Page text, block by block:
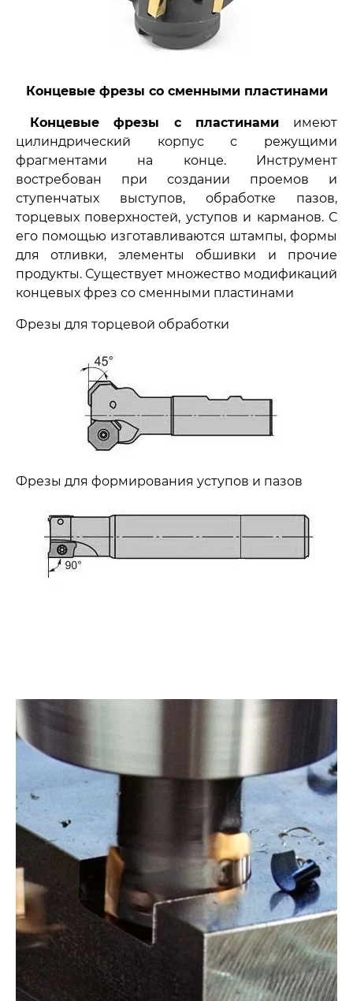
Концевые фрезы со сменными пластинами
Концевые фрезы с пластинами имеют
цилиндрический корпус с режущими
фрагментами на конце. Инструмент
востребован при создании проемов и
ступенчатых выступов, обработке пазов,
торцевых поверхностей, уступов и карманов. С
его помощью изготавливаются штампы, формы
для отливки, элементы обшивки и прочие
продукты. Существует множество модификаций
концевых фрез со сменными пластинами
Фрезы для торцевой обработки
Фрезы для формирования уступов и пазов